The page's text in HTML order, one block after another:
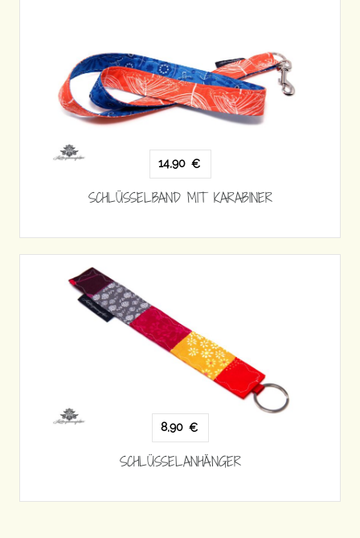
14,90 €
SCHLÜSSELBAND MIT KARABINER
8,90 €
SCHLÜSSELANHÄNGER